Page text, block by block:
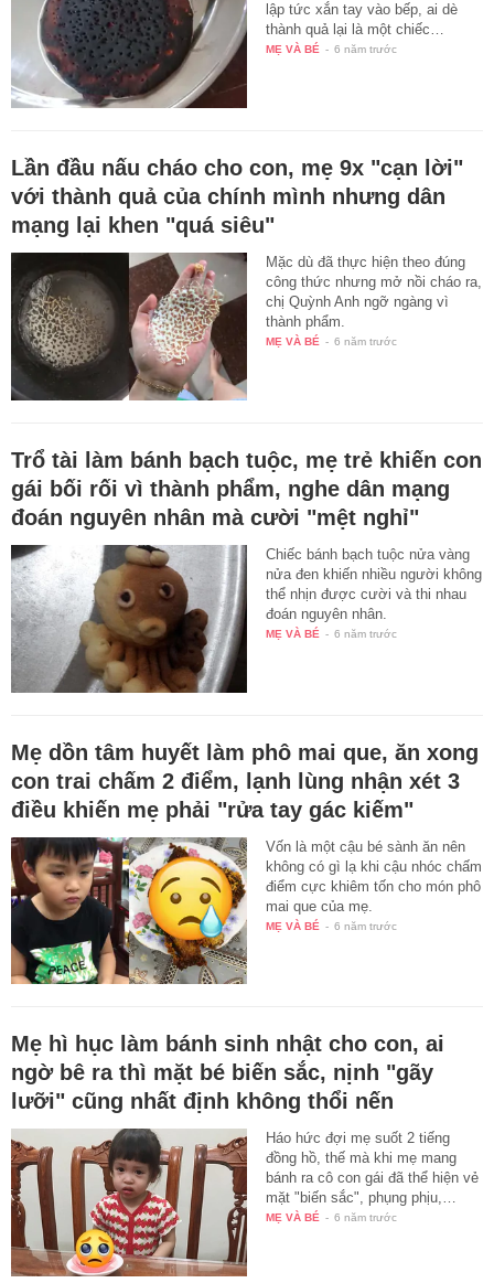
lập tức xắn tay vào bếp, ai dè
thành quả lại là một chiếc…
MẸ VÀ BÉ - 6 năm trước
Lần đầu nấu cháo cho con, mẹ 9x "cạn lời"
với thành quả của chính mình nhưng dân
mạng lại khen "quá siêu"
Mặc dù đã thực hiện theo đúng
công thức nhưng mở nồi cháo ra,
chị Quỳnh Anh ngỡ ngàng vì
thành phẩm.
MẸ VÀ BÉ - 6 năm trước
Trổ tài làm bánh bạch tuộc, mẹ trẻ khiến con
gái bối rối vì thành phẩm, nghe dân mạng
đoán nguyên nhân mà cười "mệt nghỉ"
Chiếc bánh bạch tuộc nửa vàng
nửa đen khiến nhiều người không
thể nhịn được cười và thi nhau
đoán nguyên nhân.
MẸ VÀ BÉ - 6 năm trước
Mẹ dồn tâm huyết làm phô mai que, ăn xong
con trai chấm 2 điểm, lạnh lùng nhận xét 3
điều khiến mẹ phải "rửa tay gác kiếm"
Vốn là một cậu bé sành ăn nên
không có gì lạ khi cậu nhóc chấm
điểm cực khiêm tốn cho món phô
mai que của mẹ.
MẸ VÀ BÉ - 6 năm trước
Mẹ hì hục làm bánh sinh nhật cho con, ai
ngờ bê ra thì mặt bé biến sắc, nịnh "gãy
lưỡi" cũng nhất định không thổi nến
Háo hức đợi mẹ suốt 2 tiếng
đồng hồ, thế mà khi mẹ mang
bánh ra cô con gái đã thể hiện vẻ
mặt "biến sắc", phụng phịu,…
MẸ VÀ BÉ - 6 năm trước